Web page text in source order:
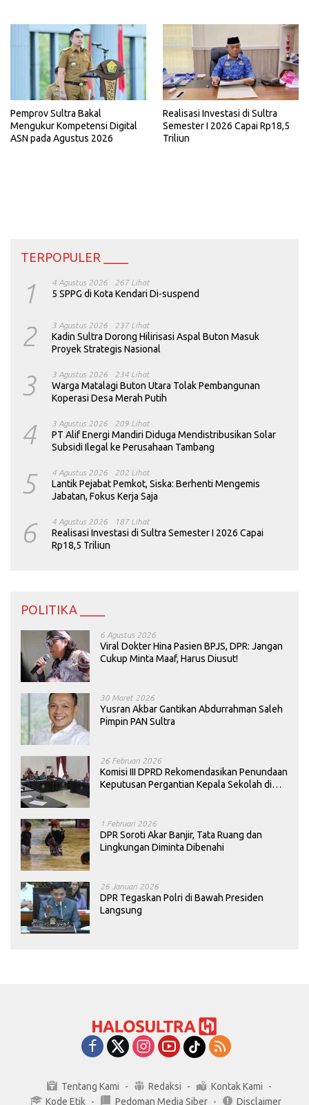
Pemprov Sultra Bakal
Mengukur Kompetensi Digital
ASN pada Agustus 2026
Realisasi Investasi di Sultra
Semester I 2026 Capai Rp18,5
Triliun
TERPOPULER ____
1 4 Agustus 2026 267 Lihat
5 SPPG di Kota Kendari Di-suspend
2 3 Agustus 2026 237 Lihat
Kadin Sultra Dorong Hilirisasi Aspal Buton Masuk
Proyek Strategis Nasional
3 3 Agustus 2026 234 Lihat
Warga Matalagi Buton Utara Tolak Pembangunan
Koperasi Desa Merah Putih
4 3 Agustus 2026 209 Lihat
PT Alif Energi Mandiri Diduga Mendistribusikan Solar
Subsidi Ilegal ke Perusahaan Tambang
5 4 Agustus 2026 202 Lihat
Lantik Pejabat Pemkot, Siska: Berhenti Mengemis
Jabatan, Fokus Kerja Saja
6 4 Agustus 2026 187 Lihat
Realisasi Investasi di Sultra Semester I 2026 Capai
Rp18,5 Triliun
POLITIKA ____
6 Agustus 2026
Viral Dokter Hina Pasien BPJS, DPR: Jangan
Cukup Minta Maaf, Harus Diusut!
30 Maret 2026
Yusran Akbar Gantikan Abdurrahman Saleh
Pimpin PAN Sultra
26 Februari 2026
Komisi III DPRD Rekomendasikan Penundaan
Keputusan Pergantian Kepala Sekolah di
1 Februari 2026
DPR Soroti Akar Banjir, Tata Ruang dan
Lingkungan Diminta Dibenahi
26 Januari 2026
DPR Tegaskan Polri di Bawah Presiden
Langsung
Tentang Kami Redaksi
Kontak Kami
Kode Etik
Pedoman Media Siber Disclaimer